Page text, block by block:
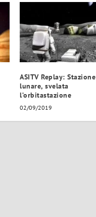
ASITV Replay: Stazione
lunare, svelata
l’orbitastazione
02/09/2019